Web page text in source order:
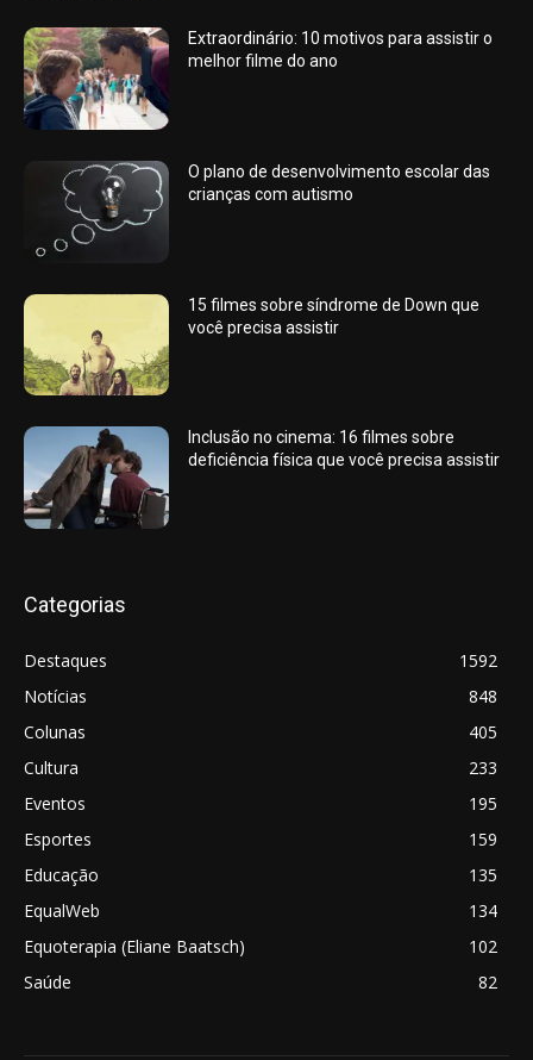
Extraordinário: 10 motivos para assistir o
melhor filme do ano
O plano de desenvolvimento escolar das
crianças com autismo
15 filmes sobre síndrome de Down que
você precisa assistir
Inclusão no cinema: 16 filmes sobre
deficiência física que você precisa assistir
Categorias
Destaques
1592
Notícias
848
Colunas
405
Cultura
233
Eventos
195
Esportes
159
Educação
135
EqualWeb
134
Equoterapia (Eliane Baatsch)
102
Saúde
82